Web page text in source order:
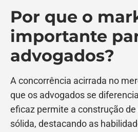
Por que o
importante
advogados?
A concorrência acirrada no
que os advogados se
eficaz permite a construção de
sólida, destacando as